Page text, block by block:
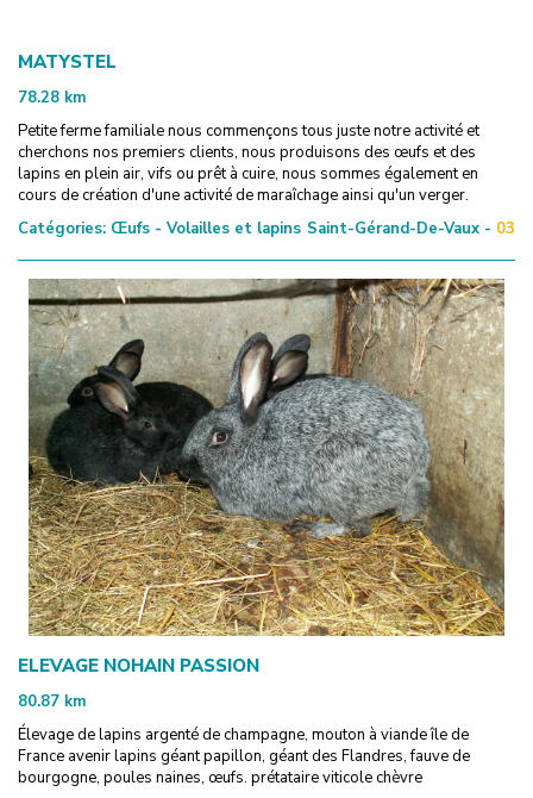
MATYSTEL
78.28 km
Petite ferme familiale nous commençons tous juste notre activité et
cherchons nos premiers clients, nous produisons des œufs et des
lapins en plein air, vifs ou prêt à cuire, nous sommes également en
cours de création d'une activité de maraîchage ainsi qu'un verger.
Catégories: Œufs - Volailles et lapins Saint-Gérand-De-Vaux - 03
ELEVAGE NOHAIN PASSION
80.87 km
Élevage de lapins argenté de champagne, mouton à viande île de
France avenir lapins géant papillon, géant des Flandres, fauve de
bourgogne, poules naines, œufs. prétataire viticole chèvre